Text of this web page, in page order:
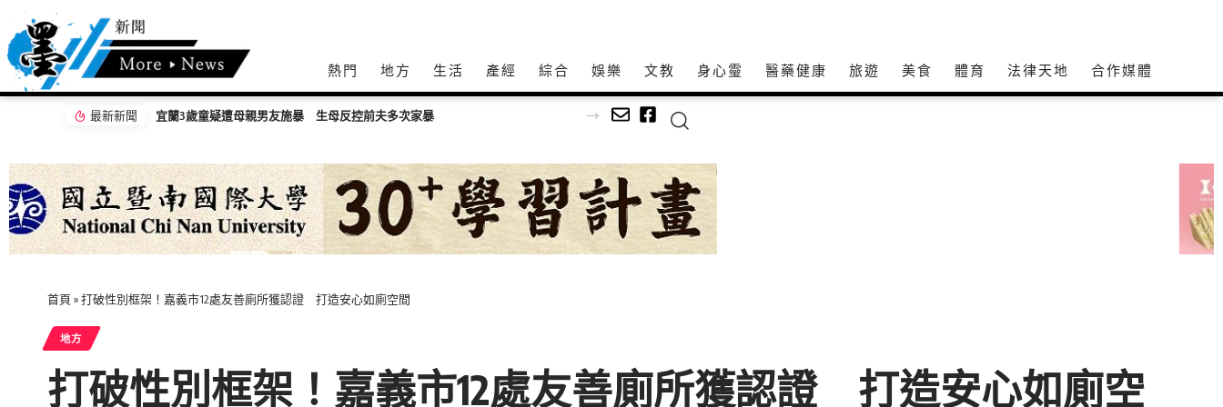
熱門 地方 生活 產經 綜合 娛樂 文教 身心𩆜 醫藥健康 旅遊 美食 體育 法律天地 合作媒體
最新新聞 嘉義無人機競賽登場 73隊挑戰穿越賽與無人機足球
首頁 »打破性別框架！嘉義市12處友善廁所獲認證 打造安心如廁空間
地方
打破性別框架！嘉義市12處友善廁所獲認證 打造安心如廁空